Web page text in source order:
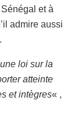
et à
admire aussi
loi sur la
atteinte
et intègres« ,